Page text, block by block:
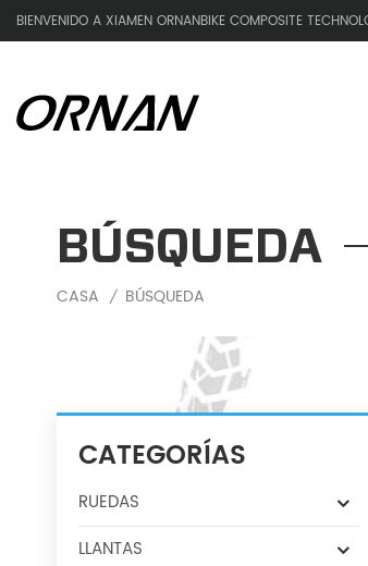
BIENVENIDO A XIAMEN ORNANBIKE COMPOSITE
BÚSQUEDA
CASA / BÚSQUEDA
CATEGORÍAS
RUEDAS
LLANTAS